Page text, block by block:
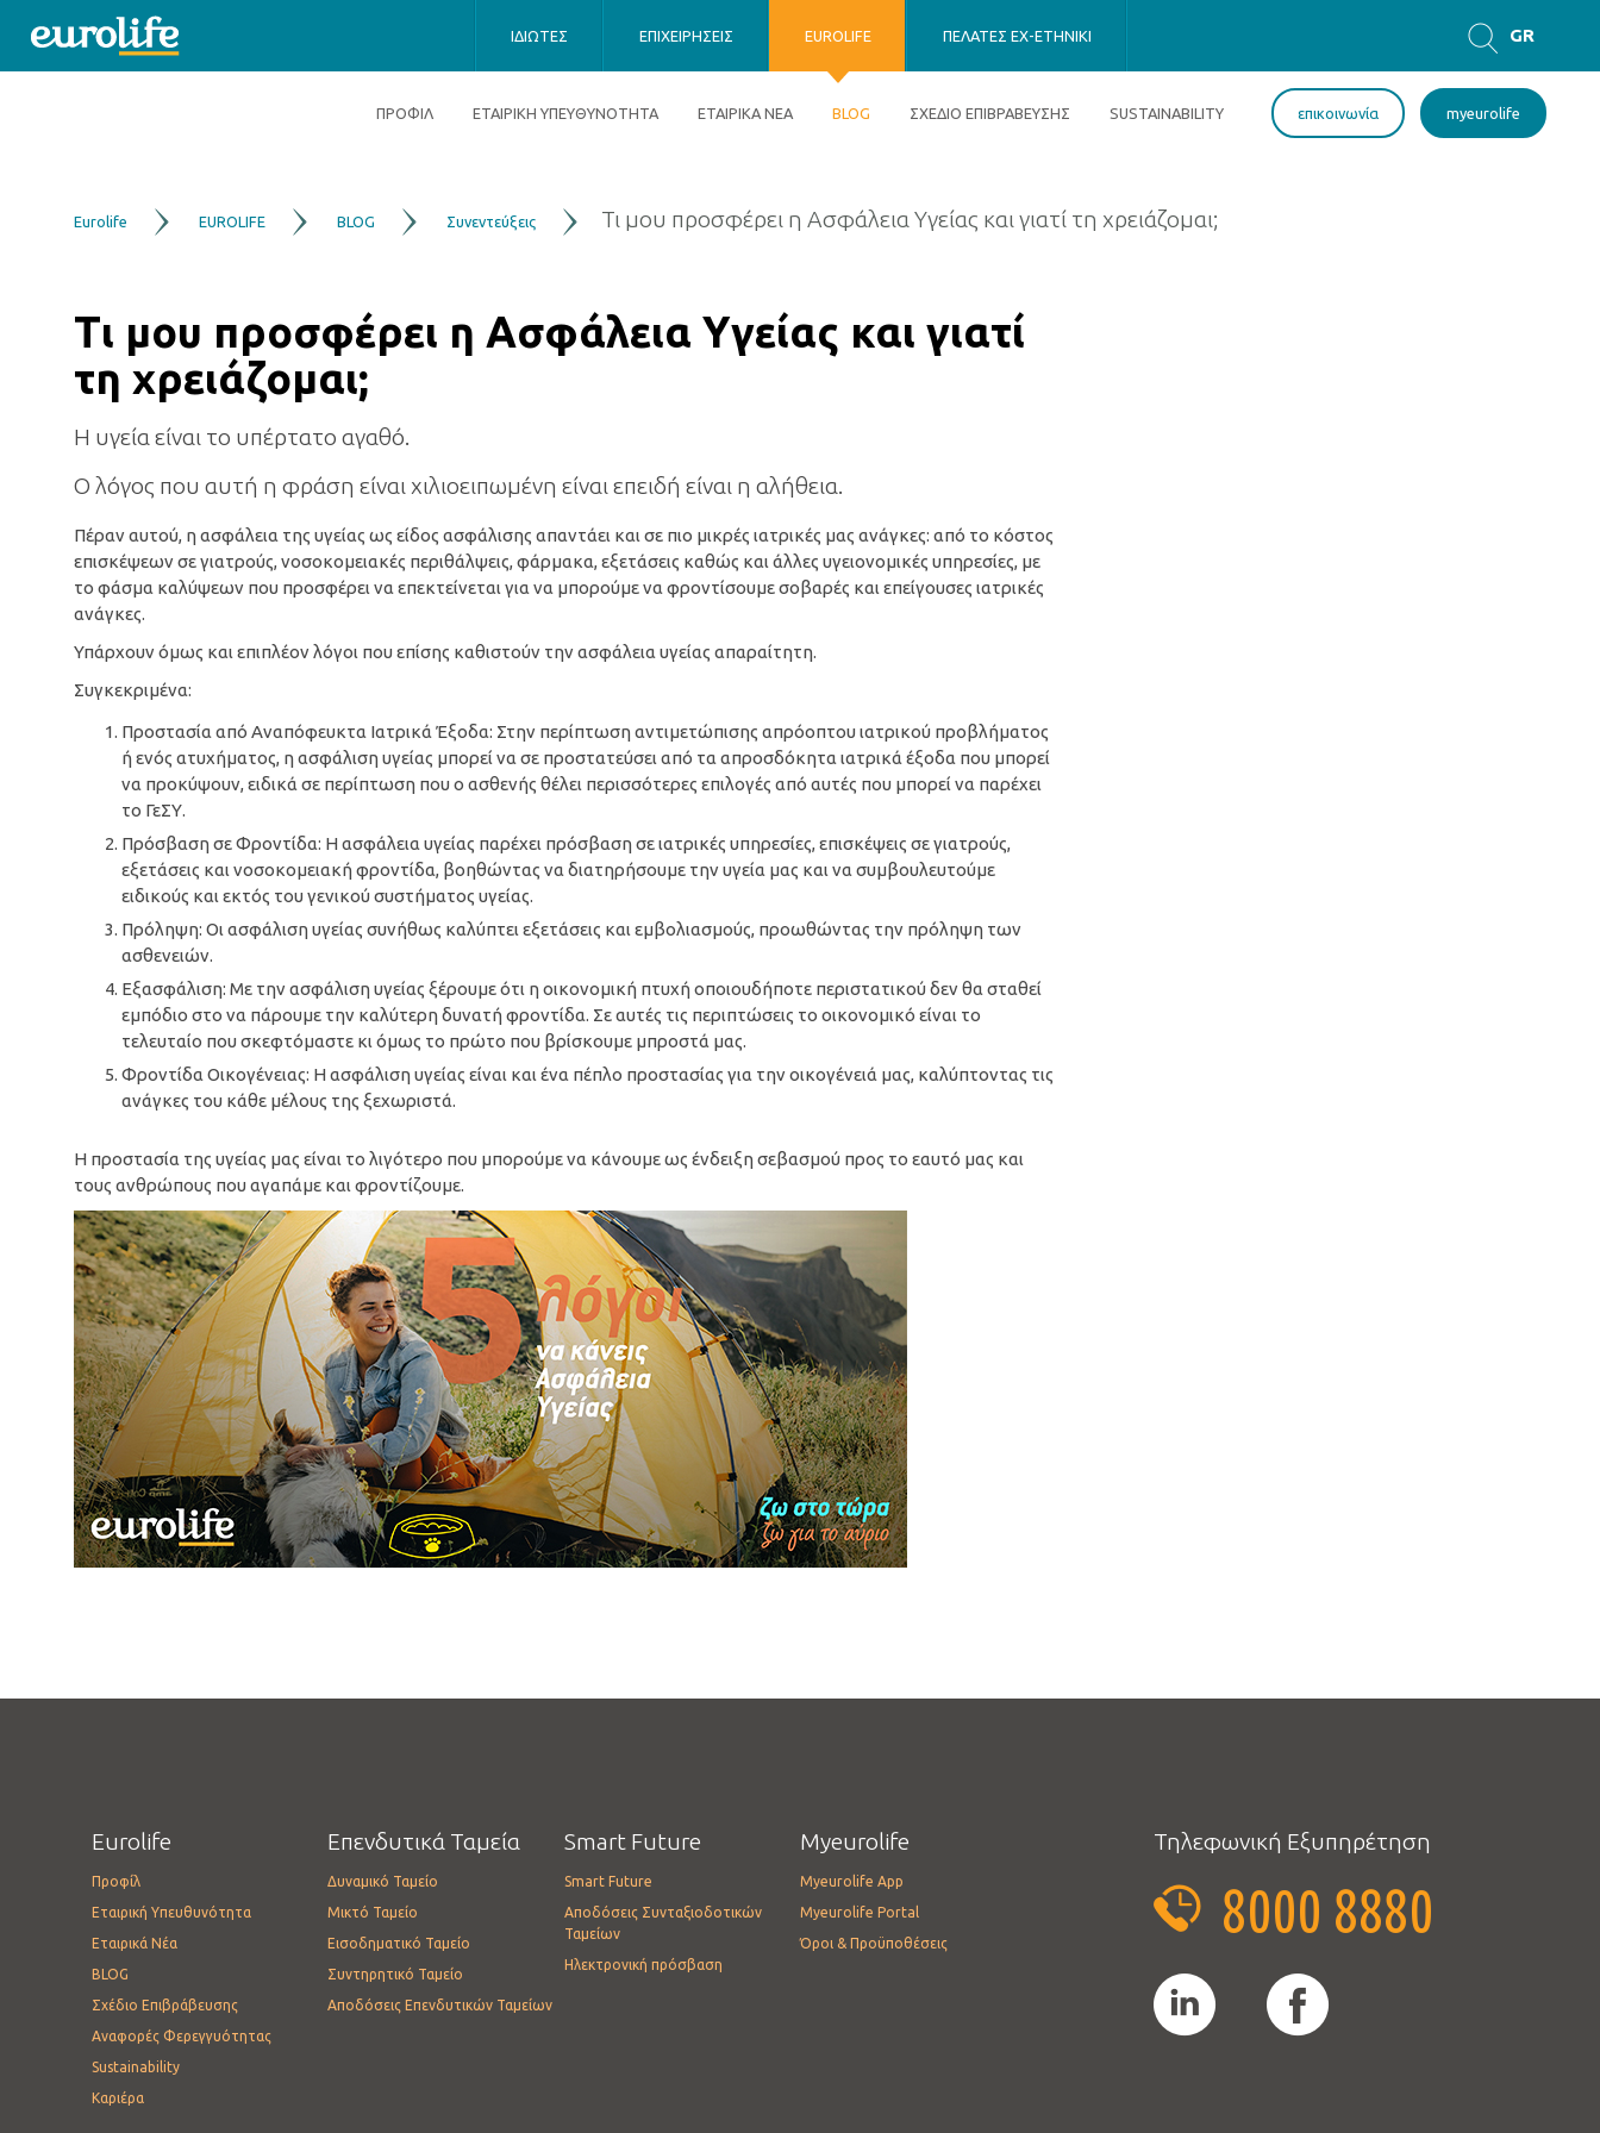
ΙΔΙΩΤΕΣ ΕΠΙΧΕΙΡΗΣΕΙΣ EUROLIFE
ΠΡΟΦΙΛ ΕΤΑΙΡΙΚΗ ΥΠΕΥΘΥΝΟΤΗΤΑ ΕΤΑΙΡΙΚΑ ΝΕΑ BLOG ΣΧΕΔΙΟ ΕΠΙΒΡΑΒΕΥΣΗΣ SUSTAINABILITY
ΠΕΛΑΤΕΣ EX-ETHNIKI GR
EN
επικοινωνία myeurolife
Eurolife EUROLIFE BLOG Συνεντεύξεις Τι μου προσφέρει η Ασφάλεια Υγείας και γιατί τη χρειάζομαι;
Τι μου προσφέρει η Ασφάλεια Υγείας και γιατί
τη χρειάζομαι;
Η υγεία είναι το υπέρτατο αγαθό.
Ο λόγος που αυτή η φράση είναι χιλιοειπωμένη είναι επειδή είναι η αλήθεια.
Πέραν αυτού, η ασφάλεια της υγείας ως είδος ασφάλισης απαντάει και σε πιο μικρές ιατρικές μας ανάγκες: από το κόστος
επισκέψεων σε γιατρούς, νοσοκομειακές περιθάλψεις, φάρμακα, εξετάσεις καθώς και άλλες υγειονομικές υπηρεσίες, με
το φάσμα καλύψεων που προσφέρει να επεκτείνεται για να μπορούμε να φροντίσουμε σοβαρές και επείγουσες ιατρικές
ανάγκες.
Υπάρχουν όμως και επιπλέον λόγοι που επίσης καθιστούν την ασφάλεια υγείας απαραίτητη.
Συγκεκριμένα:
Προστασία από Αναπόφευκτα Ιατρικά Έξοδα: Στην περίπτωση αντιμετώπισης απρόοπτου ιατρικού προβλήματος
ή ενός ατυχήματος, η ασφάλιση υγείας μπορεί να σε προστατεύσει από τα απροσδόκητα ιατρικά έξοδα που μπορεί
να προκύψουν, ειδικά σε περίπτωση που ο ασθενής θέλει περισσότερες επιλογές από αυτές που μπορεί να παρέχει
το ΓεΣΥ.
Πρόσβαση σε Φροντίδα: Η ασφάλεια υγείας παρέχει πρόσβαση σε ιατρικές υπηρεσίες, επισκέψεις σε γιατρούς,
εξετάσεις και νοσοκομειακή φροντίδα, βοηθώντας να διατηρήσουμε την υγεία μας και να συμβουλευτούμε
ειδικούς και εκτός του γενικού συστήματος υγείας.
Πρόληψη: Οι ασφάλιση υγείας συνήθως καλύπτει εξετάσεις και εμβολιασμούς, προωθώντας την πρόληψη των
ασθενειών.
Εξασφάλιση: Με την ασφάλιση υγείας ξέρουμε ότι η οικονομική πτυχή οποιουδήποτε περιστατικού δεν θα σταθεί
εμπόδιο στο να πάρουμε την καλύτερη δυνατή φροντίδα. Σε αυτές τις περιπτώσεις το οικονομικό είναι το
τελευταίο που σκεφτόμαστε κι όμως το πρώτο που βρίσκουμε μπροστά μας.
Φροντίδα Οικογένειας: Η ασφάλιση υγείας είναι και ένα πέπλο προστασίας για την οικογένειά μας, καλύπτοντας τις
ανάγκες του κάθε μέλους της ξεχωριστά.
Η προστασία της υγείας μας είναι το λιγότερο που μπορούμε να κάνουμε ως ένδειξη σεβασμού προς το εαυτό μας και
τους ανθρώπους που αγαπάμε και φροντίζουμε.
Eurolife
Προφίλ
Εταιρική Υπευθυνότητα
Εταιρικά Νέα
BLOG
Σχέδιο Επιβράβευσης
Αναφορές Φερεγγυότητας
Sustainability
Καριέρα
Επενδυτικά Ταμεία
Δυναμικό Ταμείο
Μικτό Ταμείο
Εισοδηματικό Ταμείο
Συντηρητικό Ταμείο
Αποδόσεις Επενδυτικών Ταμείων
Smart Future
Smart Future
Αποδόσεις Συνταξιοδοτικών
Ταμείων
Ηλεκτρονική πρόσβαση
Myeurolife
Myeurolife App
Myeurolife Portal
Όροι & Προϋποθέσεις
Τηλεφωνική Εξυπηρέτηση
8000 8880